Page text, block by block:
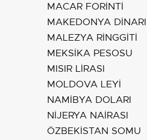
MACAR FORİNTİ
MAKEDONYA DİNARI
MALEZYA RİNGGİTİ
MEKSİKA PESOSU
MISIR LİRASI
MOLDOVA LEYİ
NAMİBYA DOLARI
NİJERYA NAİRASI
ÖZBEKİSTAN SOMU